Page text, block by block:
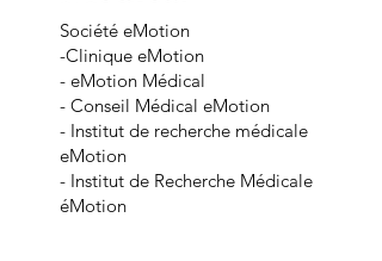
Société eMotion
-Clinique eMotion
- eMotion Médical
- Conseil Médical eMotion
- Institut de recherche médicale
eMotion
- Institut de Recherche Médicale
éMotion